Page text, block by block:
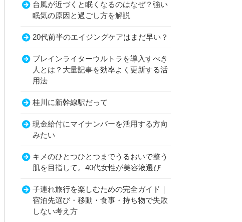
台風が近づくと眠くなるのはなぜ？強い
眠気の原因と過ごし方を解説
20代前半のエイジングケアはまだ早い？
ブレインライターウルトラを導入すべき
人とは？大量記事を効率よく更新する活
用法
桂川に新幹線駅だって
現金給付にマイナンバーを活用する方向
みたい
キメのひとつひとつまでうるおいで整う
肌を目指して。40代女性が美容液選び
子連れ旅行を楽しむための完全ガイド｜
宿泊先選び・移動・食事・持ち物で失敗
しない考え方